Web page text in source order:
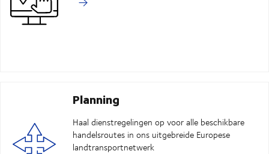
Planning
Haal dienstregelingen op voor alle beschikbare
handelsroutes in ons uitgebreide Europese
landtransportnetwerk